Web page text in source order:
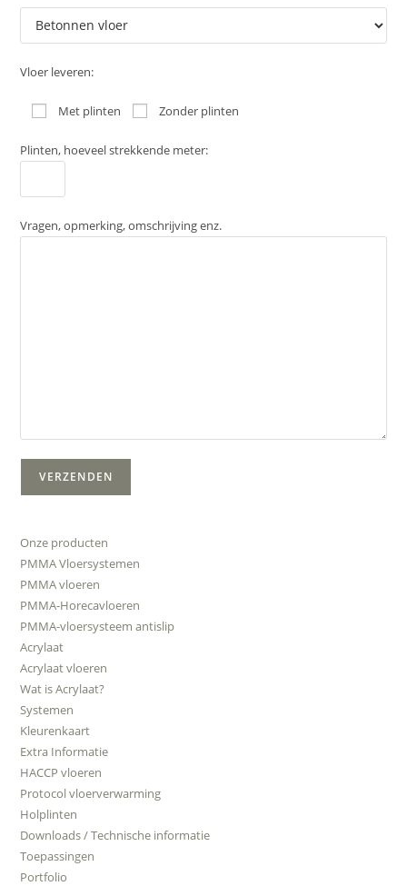
Vloer leveren:
Met plinten Zonder plinten
Plinten, hoeveel strekkende meter:
Vragen, opmerking, omschrijving enz.
Onze producten
PMMA Vloersystemen
PMMA vloeren
PMMA-Horecavloeren
PMMA-vloersysteem antislip
Acrylaat
Acrylaat vloeren
Wat is Acrylaat?
Systemen
Kleurenkaart
Extra Informatie
HACCP vloeren
Protocol vloerverwarming
Holplinten
Downloads / Technische informatie
Toepassingen
Portfolio